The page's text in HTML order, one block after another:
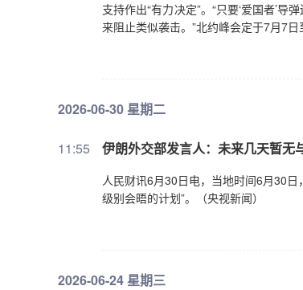
支持作出“有力决定”。“只要‘爱国者’
来阻止类似袭击。”北约峰会定于7月7
2026-06-30 星期二
11:55 伊朗外交部发言人：未来几天暂无
人民财讯6月30日电，当地时间6月30
级别会晤的计划”。（央视新闻）
2026-06-24 星期三